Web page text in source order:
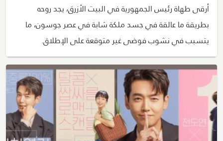
أرقى طهاة رئيس الجمهورية في البيت الأزرق، يجد روحه
بطريقة ما عالقة في جسد ملكة شابة في عصر جوسون، ما
يتسبب في نشوب فوضى غير متوقعة على الإطلاق.